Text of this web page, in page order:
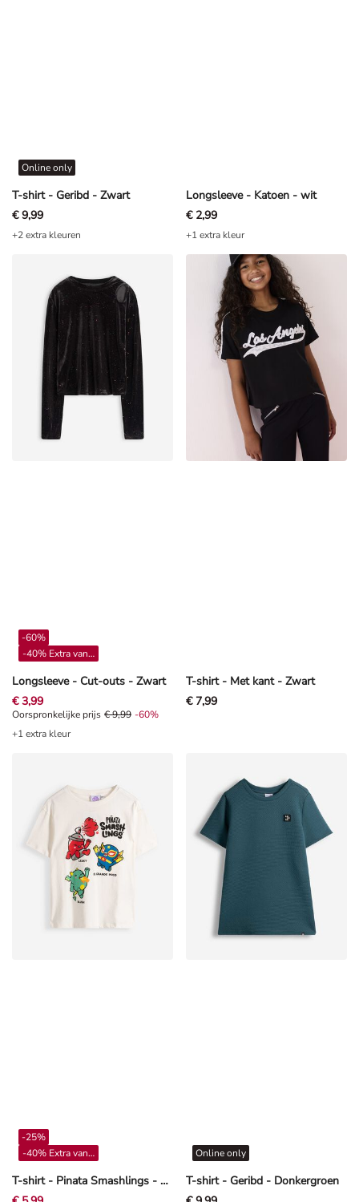
T-shirt - Geribd - Zwart
Online only
€ 9,99
+2 extra kleuren
Longsleeve - Katoen - wit
€ 2,99
+1 extra kleur
Longsleeve - Cut-outs - Zwart
-60%
-40% Extra vanaf 4**
€ 3,99
Oorspronkelijke prijs € 9,99, Korting -60%
Oorspronkelijke prijs € 9,99 -60%
+1 extra kleur
T-shirt - Met kant - Zwart
€ 7,99
T-shirt - Pinata Smashlings - Off-White
-25%
-40% Extra vanaf 4**
T-shirt - Geribd - Donkergroen
Online only